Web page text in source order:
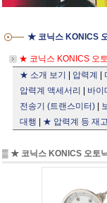
★ 코닉스 KONICS
★ 코닉스 KONICS 오
★ 소개 보기
압력계
압력계 액세서리
바이
전송기 (트랜스미터)
대행
★ 압력계 등 재
▒ ★ 코닉스 KONICS 오토